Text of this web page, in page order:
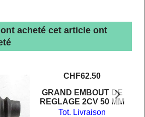
acheté cet article ont
CHF62.50
GRAND EMBOUT DE
REGLAGE 2CV 50 MM
Tot. Livraison